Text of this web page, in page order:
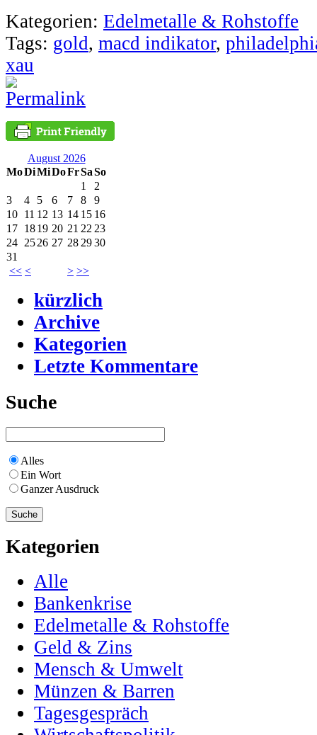
Kategorien: Edelmetalle & Rohstoffe
Tags: gold, macd indikator,
xau
August 2026
MoDiMiDoFrSaSo
<< < > >>
1
2
3
4 5 6 7 8
9
10 11 12 13 14 15 16
17 1819 20 21 22 23
24 2526 27 28 2930
31
kürzlich
Archive
Kategorien
Letzte Kommentare
Suche
Alles
Ein Wort
Ganzer Ausdruck
Kategorien
Alle
Bankenkrise
Edelmetalle & Rohstoffe
Geld & Zins
Mensch & Umwelt
Münzen & Barren
Tagesgespräch